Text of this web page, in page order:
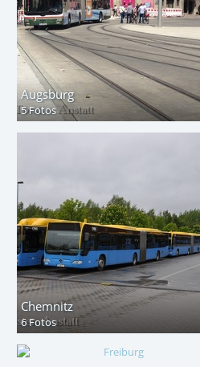
Augsburg
5 Fotos
Chemnitz
6 Fotos